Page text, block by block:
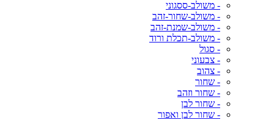
- משולב-ססגוני
- משולב-שחור-זהב
- משולב-שמנת-זהב
- משולב-תכלת ורוד
- סגול
- צבעוני
- צהוב
- שחור
- שחור וזהב
- שחור לבן
- שחור לבן ואפור